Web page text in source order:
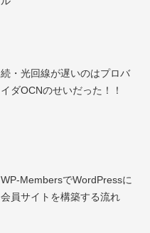
続・光回線が遅いのはプロバ
イダOCNのせいだった！！
WP-MembersでWordPressに
会員サイトを構築する流れ